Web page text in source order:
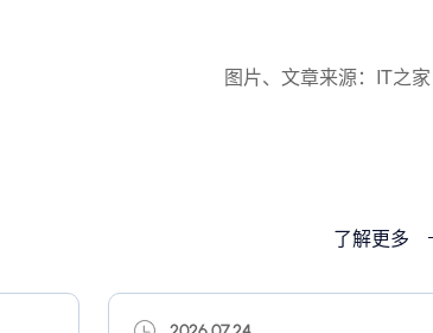
图片、文章来源：IT之家
了解更多